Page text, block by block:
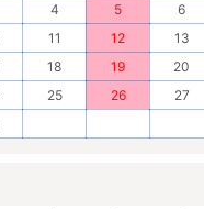
4 5 6
11 12 13
18 19 20
25 26 27